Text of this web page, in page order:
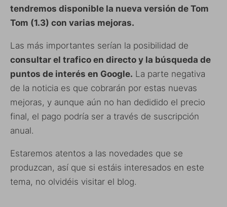
tendremos disponible la nueva versión de Tom
Tom (1.3) con varias mejoras.
Las más importantes serían la posibilidad de
consultar el trafico en directo y la búsqueda de
puntos de interés en Google. La parte negativa
de la noticia es que cobrarán por estas nuevas
mejoras, y aunque aún no han dedidido el precio
final, el pago podría ser a través de suscripción
anual.
Estaremos atentos a las novedades que se
produzcan, así que si estáis interesados en este
tema, no olvidéis visitar el blog.